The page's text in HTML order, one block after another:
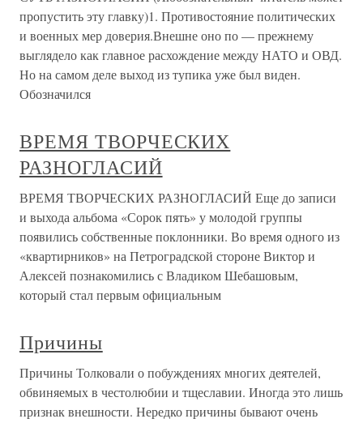
пропустить эту главку)1. Противостояние политических
и военных мер доверия.Внешне оно по — прежнему
выглядело как главное расхождение между НАТО и ОВД.
Но на самом деле выход из тупика уже был виден.
Обозначился
ВРЕМЯ ТВОРЧЕСКИХ
РАЗНОГЛАСИЙ
ВРЕМЯ ТВОРЧЕСКИХ РАЗНОГЛАСИЙ Еще до записи
и выхода альбома «Сорок пять» у молодой группы
появились собственные поклонники. Во время одного из
«квартирников» на Петроградской стороне Виктор и
Алексей познакомились с Владиком Шебашовым,
который стал первым официальным
Причины
Причины Толковали о побуждениях многих деятелей,
обвиняемых в честолюбии и тщеславии. Иногда это лишь
признак внешности. Нередко причины бывают очень